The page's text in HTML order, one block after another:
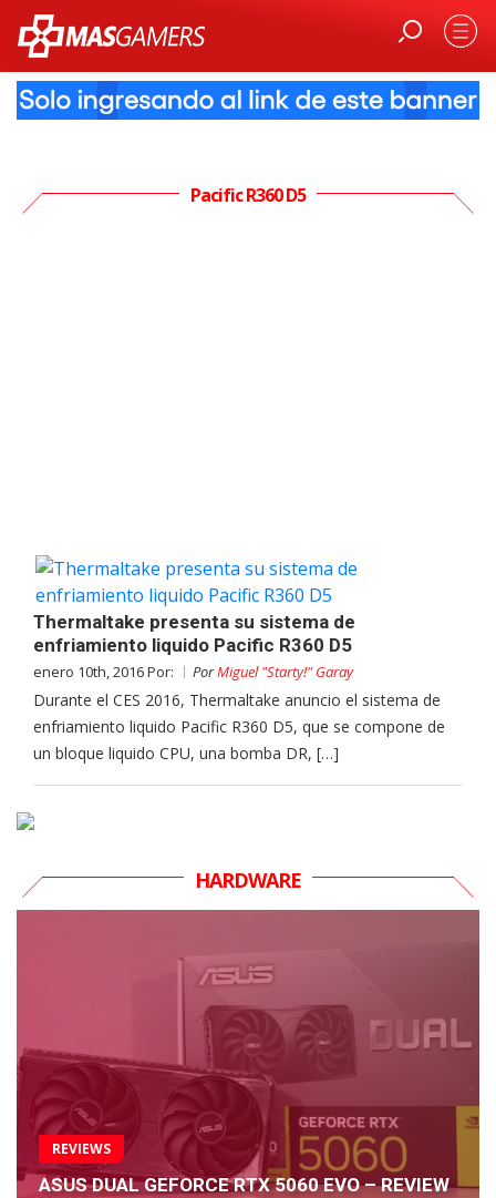
Pacific R360 D5
Thermaltake presenta su sistema de
enfriamiento liquido Pacific R360 D5
enero 10th, 2016 Por: PorMiguel "Starty!" Garay
Durante el CES 2016, Thermaltake anuncio el sistema de
enfriamiento liquido Pacific R360 D5, que se compone de
un bloque liquido CPU, una bomba DR, […]
HARDWARE
REVIEWS
ASUS DUAL GEFORCE RTX 5060 EVO – REVIEW